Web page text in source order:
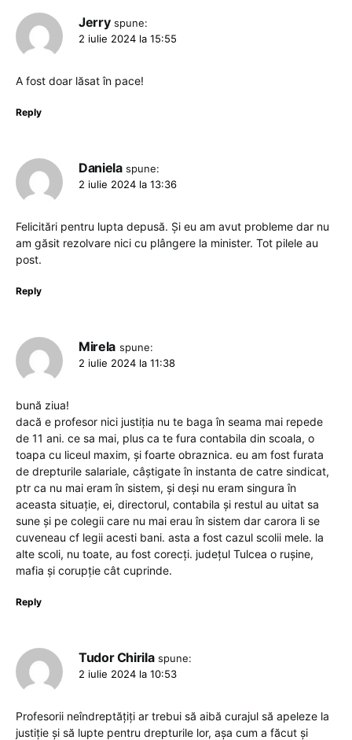
Jerry spune:
2 iulie 2024 la 15:55
A fost doar lăsat în pace!
Reply
Daniela spune:
2 iulie 2024 la 13:36
Felicitări pentru lupta depusă. Și eu am avut probleme dar nu
am găsit rezolvare nici cu plângere la minister. Tot pilele au
post.
Reply
Mirela spune:
2 iulie 2024 la 11:38
bună ziua!
dacă e profesor nici justiția nu te baga în seama mai repede
de 11 ani. ce sa mai, plus ca te fura contabila din scoala, o
toapa cu liceul maxim, și foarte obraznica. eu am fost furata
de drepturile salariale, câștigate în instanta de catre sindicat,
ptr ca nu mai eram în sistem, și deși nu eram singura în
aceasta situație, ei, directorul, contabila și restul au uitat sa
sune și pe colegii care nu mai erau în sistem dar carora li se
cuveneau cf legii acesti bani. asta a fost cazul scolii mele. la
alte scoli, nu toate, au fost corecți. județul Tulcea o rușine,
mafia și corupție cât cuprinde.
Reply
Tudor Chirila spune:
2 iulie 2024 la 10:53
Profesorii neîndreptățiți ar trebui să aibă curajul să apeleze la
justiție și să lupte pentru drepturile lor, așa cum a făcut și